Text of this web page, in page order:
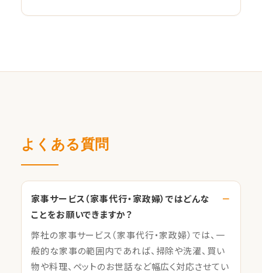
よくある質問
家事サービス（家事代行・家政婦）ではどんな
ことをお願いできますか？
弊社の家事サービス（家事代行・家政婦）では、一
般的な家事の範囲内であれば、掃除や洗濯、買い
物や料理、ペットのお世話など幅広く対応させてい